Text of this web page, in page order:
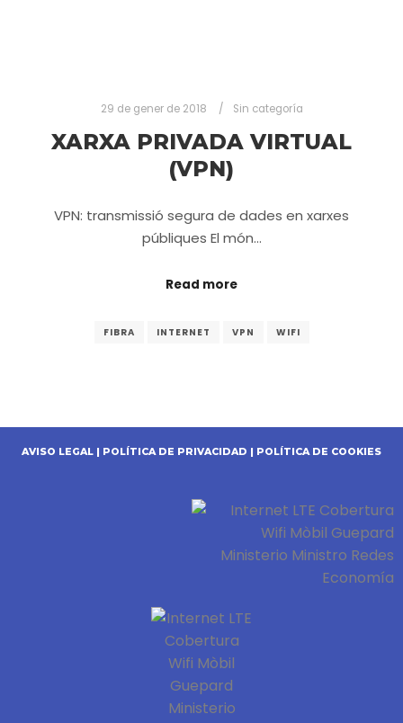
29 de gener de 2018 Sin categoría
XARXA PRIVADA VIRTUAL
(VPN)
VPN: transmissió segura de dades en xarxes
públiques El món…
Read more
FIBRA INTERNET VPN WIFI
AVISO LEGAL | POLÍTICA DE PRIVACIDAD | POLÍTICA DE COOKIES